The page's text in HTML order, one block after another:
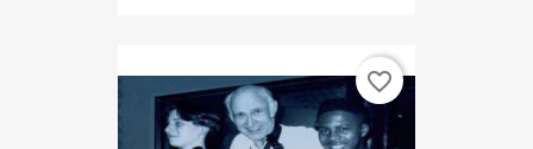
favorite_border